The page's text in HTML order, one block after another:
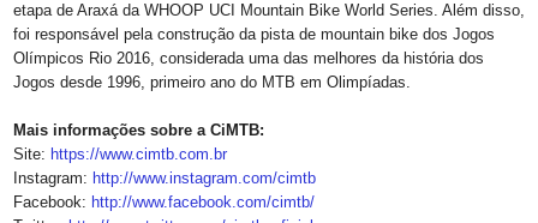
etapa de Araxá da WHOOP UCI Mountain Bike World Series. Além disso,
foi responsável pela construção da pista de mountain bike dos Jogos
Olímpicos Rio 2016, considerada uma das melhores da história dos
Jogos desde 1996, primeiro ano do MTB em Olimpíadas.
Mais informações sobre a CiMTB:
Site: https://www.cimtb.com.br
Instagram: http://www.instagram.com/cimtb
Facebook: http://www.facebook.com/cimtb/